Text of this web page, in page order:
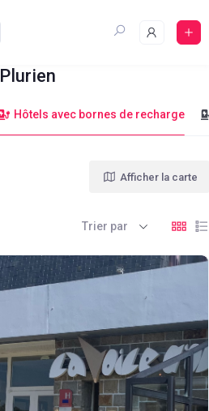
Plurien
Hôtels avec bornes de recharge
Afficher la carte
Trier par